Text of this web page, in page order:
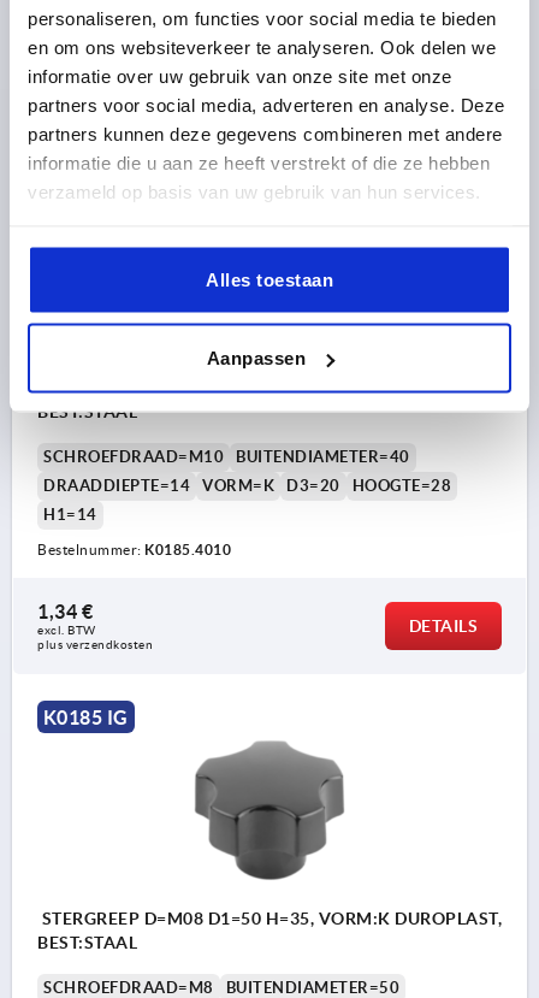
personaliseren, om functies voor social media te bieden
en om ons websiteverkeer te analyseren. Ook delen we
informatie over uw gebruik van onze site met onze
partners voor social media, adverteren en analyse. Deze
partners kunnen deze gegevens combineren met andere
informatie die u aan ze heeft verstrekt of die ze hebben
verzameld op basis van uw gebruik van hun services.
Alles toestaan
Aanpassen
Bestelnummer:K0185.4008
1,34 €
excl. BTW
plus verzendkosten
DETAILS
K0185 IG
STERGREEP D=M10 D1=40 H=28, VORM:K DUROPLAST,
BEST:STAAL
SCHROEFDRAAD=M10
BUITENDIAMETER=40
DRAADDIEPTE=14
VORM=K D3=20
HOOGTE=28
H1=14
Bestelnummer: K0185.4010
1,34 €
excl. BTW
plus verzendkosten
DETAILS
K0185 IG
STERGREEP D=M08 D1=50 H=35, VORM:K DUROPLAST,
BEST:STAAL
SCHROEFDRAAD=M8
BUITENDIAMETER=50